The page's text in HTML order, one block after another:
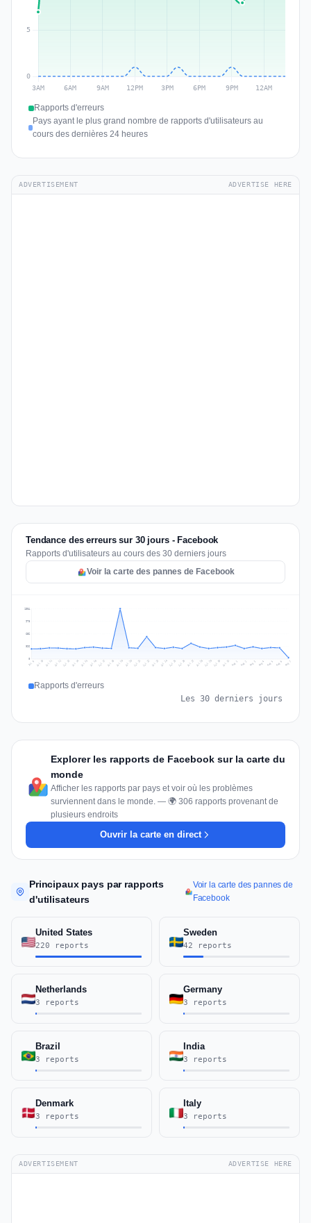
Rapports d'erreurs
Pays ayant le plus grand nombre de rapports d'utilisateurs au
cours des dernières 24 heures
ADVERTISEMENT ADVERTISE HERE
Tendance des erreurs sur 30 jours - Facebook
Rapports d'utilisateurs au cours des 30 derniers jours
Voir la carte des pannes de Facebook
326
652
978
1304
Jul 9 Jul 10 Jul 11 Jul 12 Jul 13 Jul 14 Jul 15 Jul 16 Jul 17 Jul 18 Jul 19 Jul 20 Jul 21 Jul 22 Jul 23 Jul 24 Jul 25 Jul 26 Jul 27 Jul 28 Jul 29 Jul 30 Jul 31 Aug 1 Aug 2 Aug 3 Aug 4 Aug 5 Aug 6 Aug 7
Rapports d'erreurs
Les 30 derniers jours
Explorer les rapports de Facebook sur la carte du
monde
Afficher les rapports par pays et voir où les problèmes
surviennent dans le monde. — 🌍 306 rapports provenant de
plusieurs endroits
Ouvrir la carte en direct
Principaux pays par rapports
d'utilisateurs
Voir la carte des pannes de
Facebook
United States
220 reports
Sweden
42 reports
Netherlands
3 reports
Germany
3 reports
Brazil
3 reports
India
3 reports
Denmark
3 reports
Italy
3 reports
ADVERTISEMENT ADVERTISE HERE